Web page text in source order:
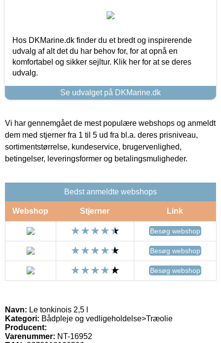
Hos DKMarine.dk finder du et bredt og inspirerende
udvalg af alt det du har behov for, for at opnå en
komfortabel og sikker sejltur. Klik her for at se deres
udvalg.
Se udvalget på DKMarine.dk
Vi har gennemgået de mest populære webshops og anmeldt
dem med stjerner fra 1 til 5 ud fra bl.a. deres prisniveau,
sortimentstørrelse, kundeservice, brugervenlighed,
betingelser, leveringsformer og betalingsmuligheder.
Bedst anmeldte webshops
Webshop Stjerner Link
Besøg webshop
Besøg webshop
Besøg webshop
Navn: Le tonkinois 2,5 l
Kategori: Bådpleje og vedligeholdelse>Træolie
Producent:
Varenummer: NT-16952